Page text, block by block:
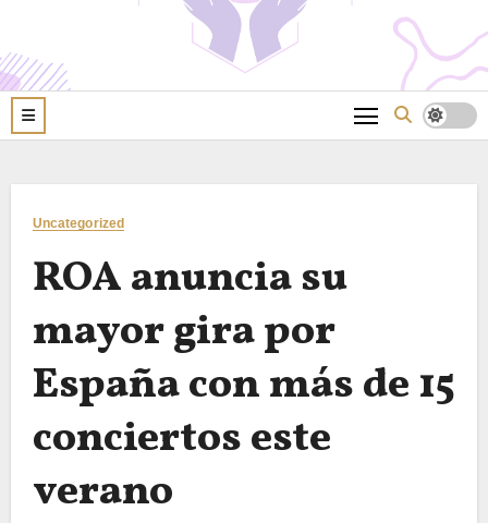
Uncategorized
ROA anuncia su
mayor gira por
España con más de 15
conciertos este
verano